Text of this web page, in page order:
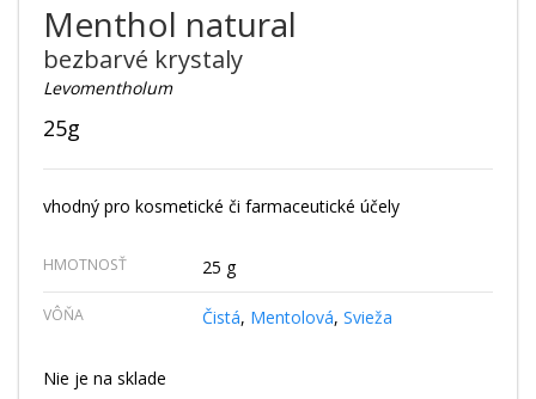
Menthol natural
bezbarvé krystaly
Levomentholum
25g
vhodný pro kosmetické či farmaceutické účely
HMOTNOSŤ 25 g
VÔŇA Čistá, Mentolová, Svieža
Nie je na sklade